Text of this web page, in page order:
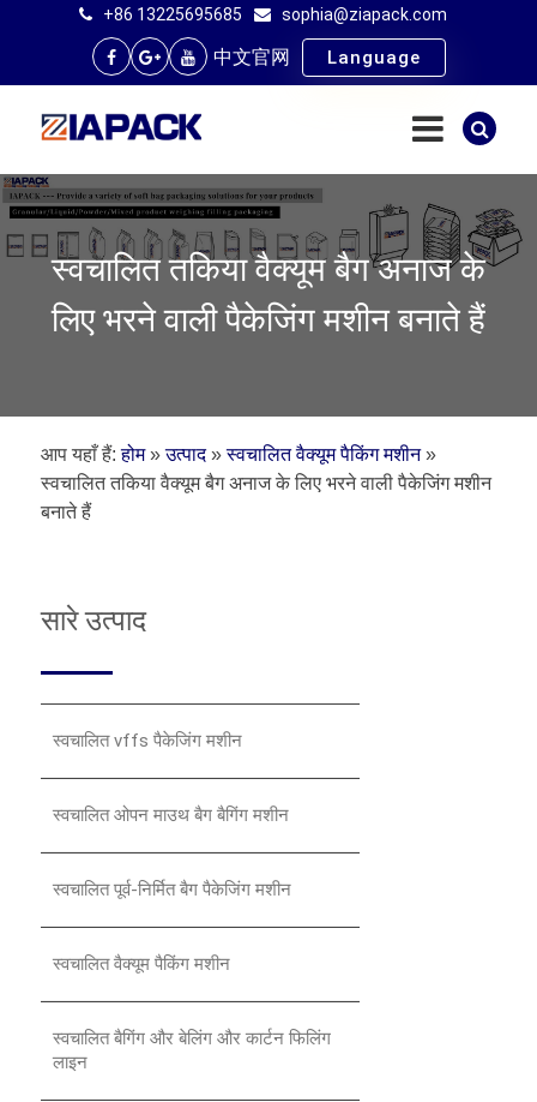
+86 13225695685 sophia@ziapack.com
中文官网 Language
स्वचालित तकिया वैक्यूम बैग अनाज के
लिए भरने वाली पैकेजिंग मशीन बनाते हैं
आप यहाँ हैं: होम»उत्पाद»स्वचालित वैक्यूम पैकिंग मशीन»
स्वचालित तकिया वैक्यूम बैग अनाज के लिए भरने वाली पैकेजिंग मशीन
बनाते हैं
सारे उत्पाद
स्वचालित vffs पैकेजिंग मशीन
स्वचालित ओपन माउथ बैग बैगिंग मशीन
स्वचालित पूर्व-निर्मित बैग पैकेजिंग मशीन
स्वचालित वैक्यूम पैकिंग मशीन
स्वचालित बैगिंग और बेलिंग और कार्टन फिलिंग
लाइन